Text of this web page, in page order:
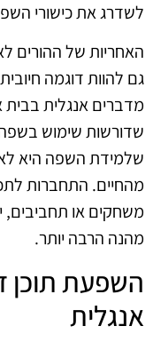
לשדרג את כישורי
האחריות של ההורים
גם להוות דוגמה
מדברים אנגלית בבית
שדורשות שימוש
שלמידת השפה היא
מהחיים. התחברות
משחקים או תחביבים,
מהנה הרבה יותר.
השפעת תוכן
אנגלית